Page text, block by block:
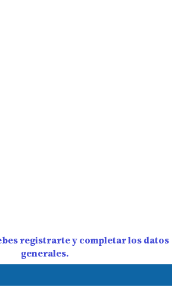
registrarte y completar los datos
generales.